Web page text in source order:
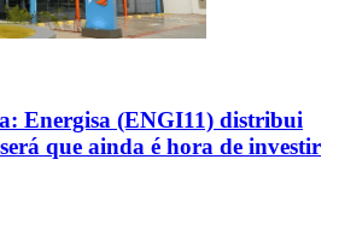
Energisa (ENGI11) distribui
que ainda é hora de investir